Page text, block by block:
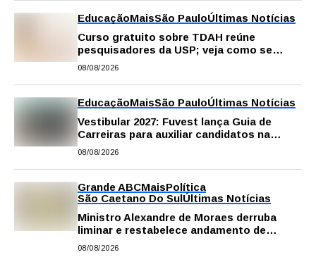
EducaçãoMaisSão PauloÚltimas Notícias
Curso gratuito sobre TDAH reúne
pesquisadores da USP; veja como se
inscrever
08/08/2026
EducaçãoMaisSão PauloÚltimas Notícias
Vestibular 2027: Fuvest lança Guia de
Carreiras para auxiliar candidatos na
escolha da profissão
08/08/2026
Grande ABCMaisPolítica
São Caetano Do SulÚltimas Notícias
Ministro Alexandre de Moraes derruba
liminar e restabelece andamento de
comissão processante contra vereador
08/08/2026